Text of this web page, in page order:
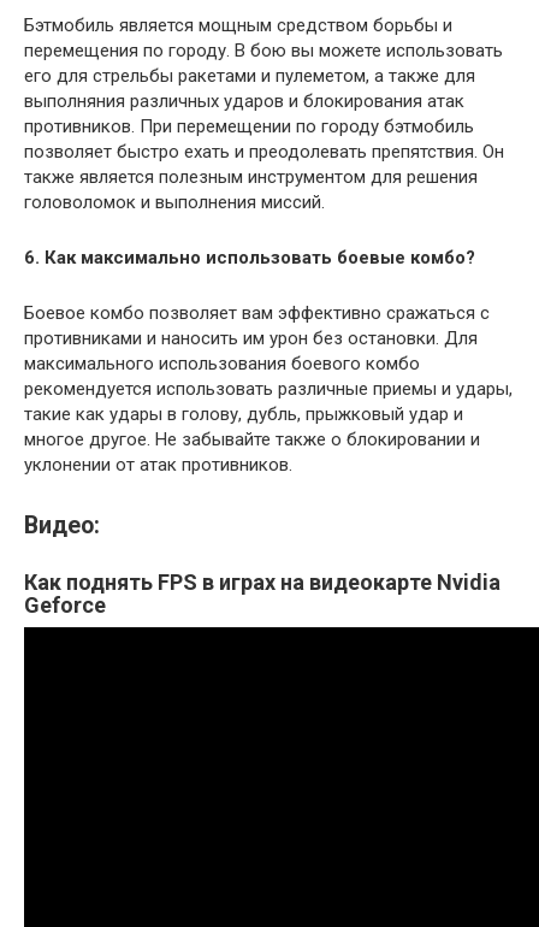
Бэтмобиль является мощным средством борьбы и
перемещения по городу. В бою вы можете использовать
его для стрельбы ракетами и пулеметом, а также для
выполняния различных ударов и блокирования атак
противников. При перемещении по городу бэтмобиль
позволяет быстро ехать и преодолевать препятствия. Он
также является полезным инструментом для решения
головоломок и выполнения миссий.
6. Как максимально использовать боевые комбо?
Боевое комбо позволяет вам эффективно сражаться с
противниками и наносить им урон без остановки. Для
максимального использования боевого комбо
рекомендуется использовать различные приемы и удары,
такие как удары в голову, дубль, прыжковый удар и
многое другое. Не забывайте также о блокировании и
уклонении от атак противников.
Видео:
Как поднять FPS в играх на видеокарте Nvidia
Geforce